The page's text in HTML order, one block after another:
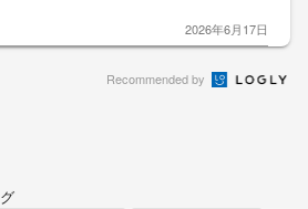
2026年6月17日
Recommended by